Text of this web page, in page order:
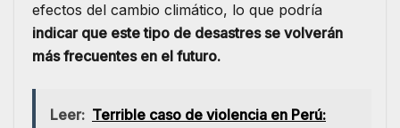
efectos del cambio climático, lo que podría
indicar que este tipo de desastres se volverán
más frecuentes en el futuro.
Leer: Terrible caso de violencia en Perú: